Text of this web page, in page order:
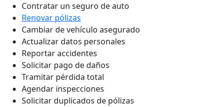
Contratar un seguro de auto
Renovar pólizas
Cambiar de vehículo asegurado
Actualizar datos personales
Reportar accidentes
Solicitar pago de daños
Tramitar pérdida total
Agendar inspecciones
Solicitar duplicados de pólizas